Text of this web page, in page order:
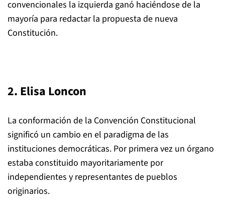
convencionales la izquierda ganó haciéndose de la
mayoría para redactar la propuesta de nueva
Constitución.
2. Elisa Loncon
La conformación de la Convención Constitucional
significó un cambio en el paradigma de las
instituciones democráticas. Por primera vez un órgano
estaba constituido mayoritariamente por
independientes y representantes de pueblos
originarios.